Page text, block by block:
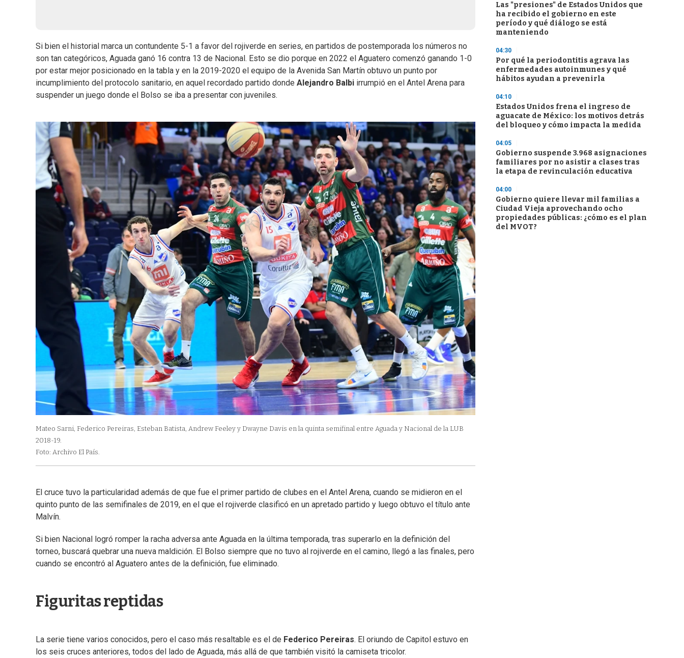
Si bien el historial marca un contundente 5-1 a favor del rojiverde en series, en partidos de postemporada los números no
son tan categóricos, Aguada ganó 16 contra 13 de Nacional. Esto se dio porque en 2022 el Aguatero comenzó ganando 1-0
por estar mejor posicionado en la tabla y en la 2019-2020 el equipo de la Avenida San Martín obtuvo un punto por
incumplimiento del protocolo sanitario, en aquel recordado partido donde Alejandro Balbi irrumpió en el Antel Arena para
suspender un juego donde el Bolso se iba a presentar con juveniles.
Mateo Sarni, Federico Pereiras, Esteban Batista, Andrew Feeley y Dwayne Davis en la quinta semifinal entre Aguada y Nacional de la LUB
2018-19.
Foto: Archivo El País.
El cruce tuvo la particularidad además de que fue el primer partido de clubes en el Antel Arena, cuando se midieron en el
quinto punto de las semifinales de 2019, en el que el rojiverde clasificó en un apretado partido y luego obtuvo el título ante
Malvín.
Si bien Nacional logró romper la racha adversa ante Aguada en la última temporada, tras superarlo en la definición del
torneo, buscará quebrar una nueva maldición. El Bolso siempre que no tuvo al rojiverde en el camino, llegó a las finales, pero
cuando se encontró al Aguatero antes de la definición, fue eliminado.
Figuritas reptidas
La serie tiene varios conocidos, pero el caso más resaltable es el de Federico Pereiras. El oriundo de Capitol estuvo en
los seis cruces anteriores, todos del lado de Aguada, más allá de que también visitó la camiseta tricolor.
Las "presiones" de Estados Unidos que
ha recibido el gobierno en este
período y qué diálogo se está
manteniendo
04:30
Por qué la periodontitis agrava las
enfermedades autoinmunes y qué
hábitos ayudan a prevenirla
04:10
Estados Unidos frena el ingreso de
aguacate de México: los motivos detrás
del bloqueo y cómo impacta la medida
04:05
Gobierno suspende 3.968 asignaciones
familiares por no asistir a clases tras
la etapa de revinculación educativa
04:00
Gobierno quiere llevar mil familias a
Ciudad Vieja aprovechando ocho
propiedades públicas: ¿cómo es el plan
del MVOT?